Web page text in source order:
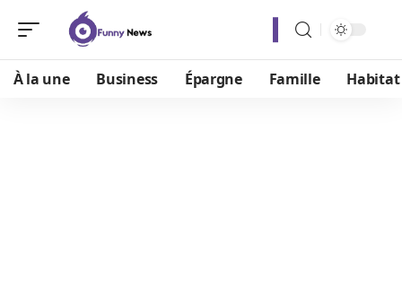
À la une Business Épargne Famille Habitat